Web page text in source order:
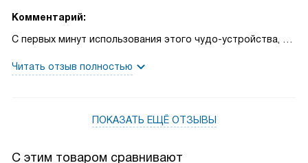
Комментарий:
С первых минут использования этого чудо-устройства, я
превратило мою кухню в настоящую кулинарную
процесс контролируемым и безопасным.
Но особенно я хочу выделить его эргономичность. Ручка
Читать отзыв полностью
ПОКАЗАТЬ ЕЩЁ ОТЗЫВЫ
С этим товаром сравнивают